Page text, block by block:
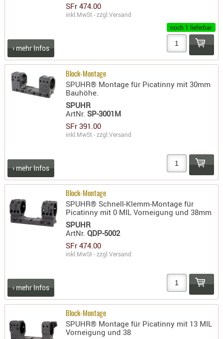
SFr 474.00
inkl.MwSt - zzgl.Versand
noch 1 lieferbar
› mehr Infos
Block-Montage
SPUHR® Montage für Picatinny mit 30mm
Bauhöhe.
SPUHR
ArtNr.SP-3001M
SFr 391.00
inkl.MwSt - zzgl.Versand
› mehr Infos
Block-Montage
SPUHR® Schnell-Klemm-Montage für
Picatinny mit 0 MIL Vorneigung und 38mm
SPUHR
ArtNr.QDP-5002
SFr 474.00
inkl.MwSt - zzgl.Versand
› mehr Infos
Block-Montage
SPUHR® Montage für Picatinny mit 13 MIL
Vorneigung und 38